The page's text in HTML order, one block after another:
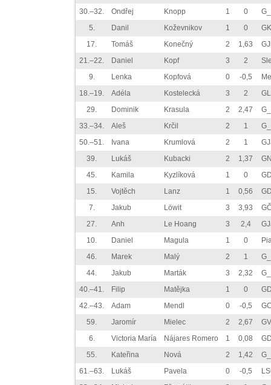
30.–32.
Ondřej Knopp 1 0
5.
Danil Koževnikov 1 0
17.
Tomáš Konečný 2 1,63
21.–22.
Daniel Kopf 3 2
9.
Lenka Kopfová 0 -0,5
18.–19.
Adéla Kostelecká 3 2
29.
Dominik Krasula 2 2,47
33.–34.
Aleš Krčil 2 1
50.–51.
Ivana Krumlová 2 1
39.
Lukáš Kubacki 2 1,37
45.
Kamila Kyzlíková 1 0
15.
Vojtěch Lanz 1 0,56
7.
Jakub Löwit 3 3,93
27.
Anh Le Hoang 3 2,4
10.
Daniel Magula 1 0
46.
Marek Malý 2 1
44.
Jakub Marták 3 2,32
40.–41.
Filip Matějka 1 0
42.–43.
Adam Mendl 0 -0,5
59.
Jaromír Mielec 2 2,67
6.
Victoria María Nájares Romero 1 0,08
55.
Kateřina Nová 2 1,42
61.–63.
Lukáš Pavela 0 -0,5